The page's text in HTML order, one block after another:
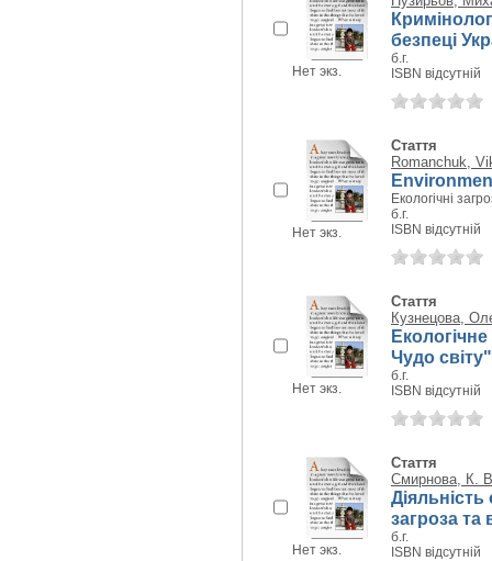
Нет экз.
безпеці
б.г.
ISBN відсутній
Нет экз.
Стаття
Romanchuk,
Екологічні
б.г.
ISBN відсутній
Нет экз.
Стаття
Кузнецова,
Чудо
б.г.
ISBN відсутній
Нет экз.
Стаття
Смирнова, К.
загроза та
б.г.
ISBN відсутній